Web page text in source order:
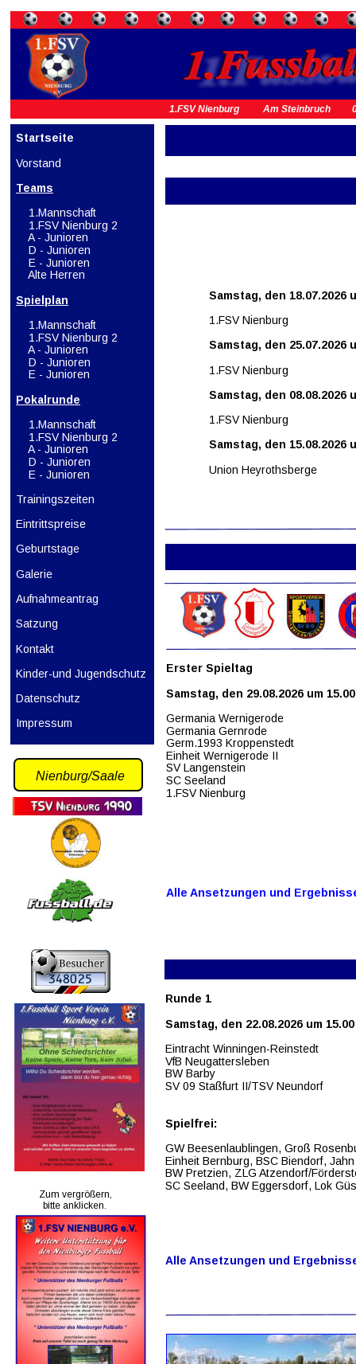
Startseite
Vorstand
Teams
1.Mannschaft
1.FSV Nienburg 2
A - Junioren
D - Junioren
E - Junioren
Alte Herren
Spielplan
1.Mannschaft
1.FSV Nienburg 2
A - Junioren
D - Junioren
E - Junioren
Pokalrunde
    1.Mannschaft
1.FSV Nienburg 2
A - Junioren
D - Junioren
E - Junioren
Trainingszeiten
Eintrittspreise
Geburtstage
Galerie
Aufnahmeantrag
Satzung
Kontakt
Kinder-und Jugendschutz
Datenschutz
Impressum
Zum vergrößern,
bitte anklicken.
Nienburg/Saale
1.FSV Nienburg          Am Steinbruch
Samstag, den 18.07.2026
1.FSV Nienburg
Samstag, den 25.07.2026
1.FSV Nienburg
Samstag, den 08.08.2026
1.FSV Nienburg
Samstag, den 15.08.2026
Union Heyrothsberge
Erster Spieltag
Samstag, den 29.08.2026 um
Germania Wernigerode
Germania Gernrode
Germ.1993 Kroppenstedt
Einheit Wernigerode II
SV Langenstein
SC Seeland
1.FSV Nienburg
Alle Ansetzungen und
Runde 1
Samstag, den 22.08.2026 um
Eintracht Winningen-Reinstedt
VfB Neugattersleben
BW Barby
SV 09 Staßfurt II/TSV Neundorf
Spielfrei:
GW Beesenlaublingen, Groß
Einheit Bernburg, BSC Biendorf,
BW Pretzien, ZLG Atzendorf/
SC Seeland, BW Eggersdorf, Lok
Alle Ansetzungen und